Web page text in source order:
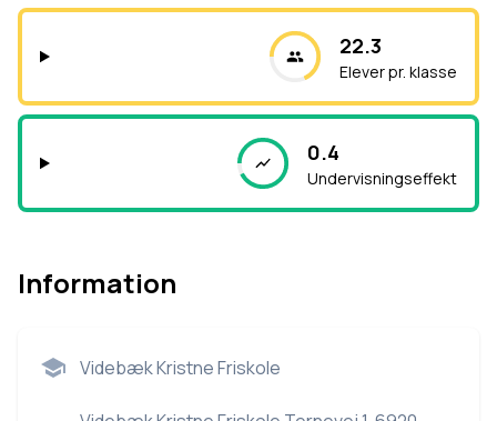
22.3
Elever pr. klasse
0.4
Undervisningseffekt
Information
Videbæk Kristne Friskole